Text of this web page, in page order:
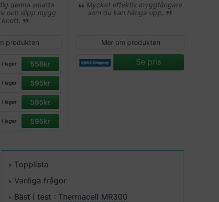
denna smarta
och slipp mygg
knott.
produkten
I lager 558kr
I lager 595kr
I lager 595kr
I lager 595kr
Mycket effektiv myggfångare
som du kan hänga upp.
Mer om produkten
Se pris
Topplista
Vanliga frågor
Bäst i test : Thermacell MR300